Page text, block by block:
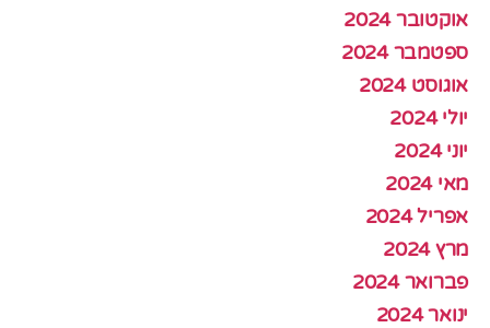
אוקטובר 2024
ספטמבר 2024
אוגוסט 2024
יולי 2024
יוני 2024
מאי 2024
אפריל 2024
מרץ 2024
פברואר 2024
ינואר 2024